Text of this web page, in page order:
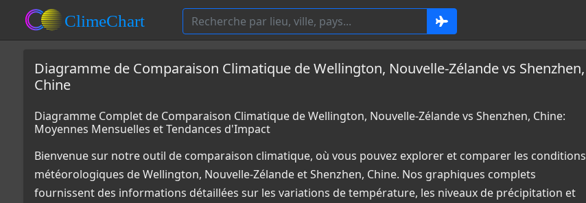
Diagramme de Comparaison Climatique de Wellington, Nouvelle-Zélande vs Shenzhen,
Chine
Diagramme Complet de Comparaison Climatique de Wellington, Nouvelle-Zélande vs Shenzhen, Chine:
Moyennes Mensuelles et Tendances d'Impact
Bienvenue sur notre outil de comparaison climatique, où vous pouvez explorer et comparer les conditions
météorologiques de Wellington, Nouvelle-Zélande et Shenzhen, Chine. Nos graphiques complets
fournissent des informations détaillées sur les variations de température, les niveaux de précipitation et